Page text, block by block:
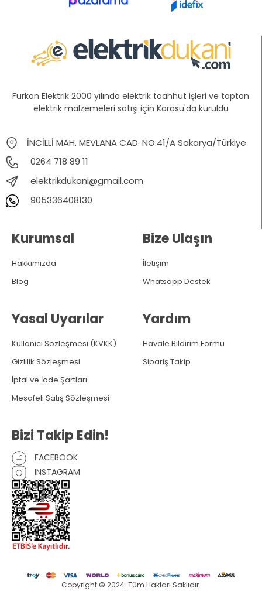
Furkan Elektrik 2000 yılında elektrik taahhüt işleri ve toptan
elektrik malzemeleri satışı için Karasu'da kuruldu
İNCİLLİ MAH. MEVLANA CAD. NO:41/A Sakarya/Türkiye
0264 718 89 11
elektrikdukani@gmail.com
905336408130
Kurumsal
Hakkımızda
Blog
Yasal Uyarılar
Kullanıcı Sözleşmesi (KVKK)
Gizlilik Sözleşmesi
İptal ve İade Şartları
Mesafeli Satış Sözleşmesi
Bize Ulaşın
İletişim
Whatsapp Destek
Yardım
Havale Bildirim Formu
Sipariş Takip
Bizi Takip Edin!
FACEBOOK
INSTAGRAM
Copyright © 2024. Tüm Hakları Saklıdır.